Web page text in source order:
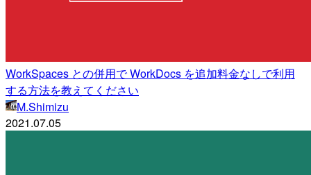
WorkSpaces との併用で WorkDocs を追加料金なしで利用
する方法を教えてください
M.Shimizu
2021.07.05